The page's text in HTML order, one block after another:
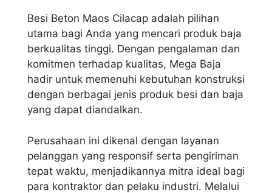
Besi Beton Maos Cilacap adalah pilihan
utama bagi Anda yang mencari produk baja
berkualitas tinggi. Dengan pengalaman dan
komitmen terhadap kualitas, Mega Baja
hadir untuk memenuhi kebutuhan konstruksi
dengan berbagai jenis produk besi dan baja
yang dapat diandalkan.
Perusahaan ini dikenal dengan layanan
pelanggan yang responsif serta pengiriman
tepat waktu, menjadikannya mitra ideal bagi
para kontraktor dan pelaku industri. Melalui